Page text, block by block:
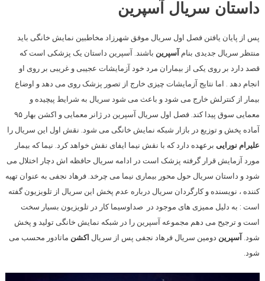
داستان سریال آسپرین
پس از پایان یافتن فصل اول سریال موفق شهرزاد مخاطبین نمایش خانگی باید
منتظر سریال جدیدی بنام آسپرین باشند. آسپرین داستان یک پزشکی است که
قصد دارد بر روی یکی از بیماران مرد خود آزمایشات عجیبی و غریبی بر روی او
انجام دهد . اما نتایج آزمایشات چیزی خارج از تصور پزشک روی می دهد و اوضاع
بیمار از کنترلش خارج می شود و باعث می شود سریال به شرایط پیچیده و
معمایی سوق پیدا کند. فصل اول سریال آسپرین در ژانر معمایی و اکشن بهار ۹۵
آماده پخش و توزیع در بازار شبکه نمایش خانگی می شود. نقش اول این سریال را
علیرام نورایی برعهده دارد که با نقش نیما ایفای نقش خواهد کرد. نیما که بیمار
مورد آزمایش قرار گرفته پزشک است در ادامه سریال حافظه اش دچار اختلال می
شود و داستان سریال حول محور بیماری نیما می چرخد. فرهاد نجفی به عنوان تهیه
کننده ، نویسنده و کارگردان سریال درباره عدم پخش این سریال از تلویزیون گفته
است : به دلیل ممیزی های موجود در صداوسیما کار در تلویزیون بسیار سخت
است و ترجیح می دهم مجموعه آسپرین را در شبکه نمایش خانگی تولید و پخش
شود. آسپرین دومین سریال فرهاد نجفی پس از سریال اکشن ماتادور محسب می
شود.